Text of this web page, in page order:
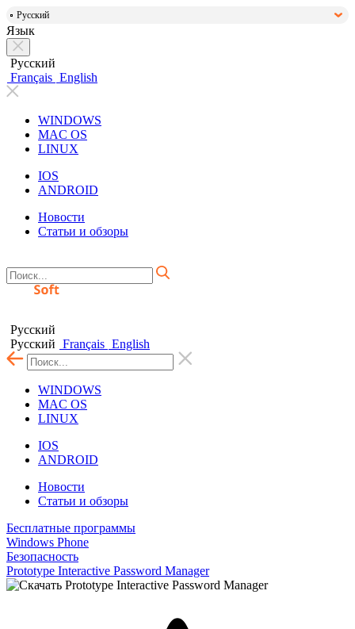
Русский
Язык
Русский
Français English
WINDOWS
MAC OS
LINUX
IOS
ANDROID
Новости
Статьи и обзоры
Русский
Русский Français English
WINDOWS
MAC OS
LINUX
IOS
ANDROID
Новости
Статьи и обзоры
Бесплатные программы
Windows Phone
Безопасность
Prototype Interactive Password Manager